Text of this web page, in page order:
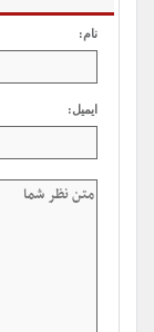
نام:
ایمیل: